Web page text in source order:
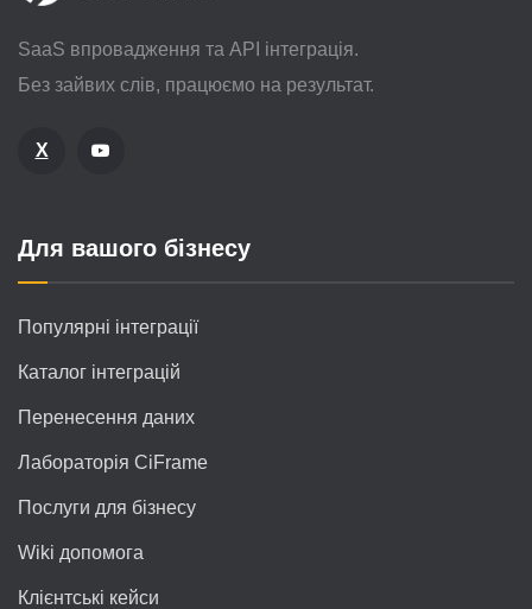
SaaS впровадження та API інтеграція.
Без зайвих слів, працюємо на результат.
X
Для вашого бізнесу
Популярні інтеграції
Каталог інтеграцій
Перенесення даних
Лабораторія CiFrame
Послуги для бізнесу
Wiki допомога
Клієнтські кейси